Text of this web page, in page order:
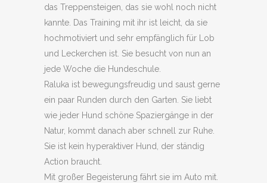
das Treppensteigen, das sie wohl noch nicht
kannte. Das Training mit ihr ist leicht, da sie
hochmotiviert und sehr empfänglich für Lob
und Leckerchen ist. Sie besucht von nun an
jede Woche die Hundeschule.
Raluka ist bewegungsfreudig und saust gerne
ein paar Runden durch den Garten. Sie liebt
wie jeder Hund schöne Spaziergänge in der
Natur, kommt danach aber schnell zur Ruhe.
Sie ist kein hyperaktiver Hund, der ständig
Action braucht.
Mit großer Begeisterung fährt sie im Auto mit.